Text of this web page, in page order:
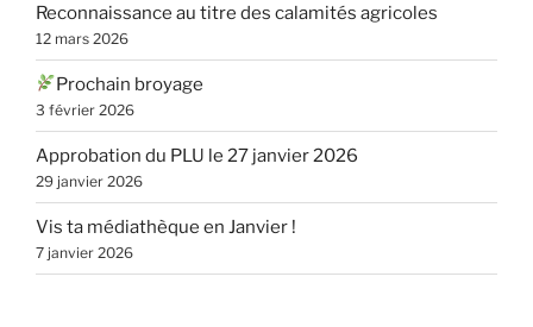
Reconnaissance au titre des calamités agricoles
12 mars 2026
Prochain broyage
3 février 2026
Approbation du PLU le 27 janvier 2026
29 janvier 2026
Vis ta médiathèque en Janvier !
7 janvier 2026